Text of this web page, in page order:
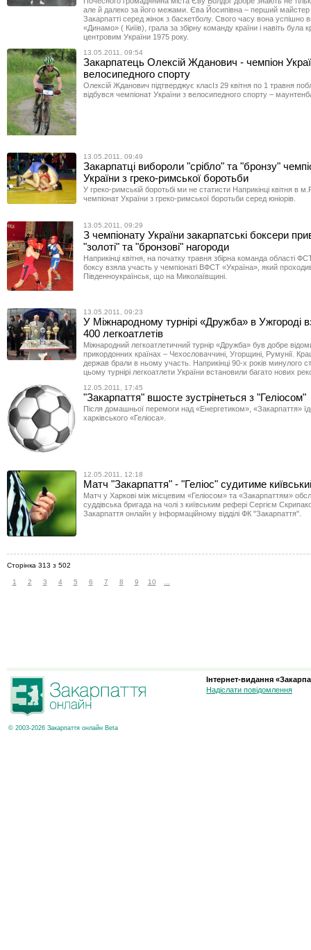
але й далеко за його межами. Єва Йосипівна – перший майстер
Закарпатті серед жінок з баскетболу. Свого часу вона успішно
«Динамо» ( Киїів), грала за збірну команду країни і навіть була
центровим України 1975 року.
13.05.2011, 09:54
Закарпатець Олексій Жданович - чемпіон
велосипедного спорту
Олексій Жданович підтверджує класІз 29 квітня по 1 травня
відбувся чемпіонат України з велосипедного спорту –
13.05.2011, 09:49
Закарпатці вибороли "срібло" та "бронзу"
України з греко-римської боротьби
У греко-римській боротьбі ми не статисти Наприкінці квітня в
чемпіонат України з греко-римської боротьби серед юніорів.
13.05.2011, 09:29
З чемпіонату України закарпатські боксери
"золоті" та "бронзові" нагороди
Наприкінці квітня, на початку травня збірна команда області
боксу взяла участь у чемпіонаті ВФСТ «Україна», який
Південноукраїнськ, що на Миколаївщині.
13.05.2011, 09:23
У Міжнародному турнірі «Дружба» в Ужгороді
400 легкоатлетів
Міжнародний легкоатлетичний турнір «Дружба» був добре
прикордонних країнах – Чехословаччині, Угорщині, Румунії.
держав брали в ньому участь. Наприкінці 90-х років минулого
цьому турнірі легкоатлети України встановили багато нових
12.05.2011, 17:45
"Закарпаття" вшосте зустрінеться з "Геліосом"
Після домашньої перемоги над «Енергетиком», «Закарпаття»
харківського «Геліоса».
12.05.2011, 12:18
Матч "Закарпаття" - "Геліос" судитиме
Матч у Харкові між місцевим «Геліосом» та «Закарпаттям»
суддівська бригада на чолі з київським рефері Сергієм
Закарпаття онлайн у інформаційному відділі ФК "Закарпаття".
Сторінка 313 з 502
1 2 3 4 5 6 7 8 9 10 ...
© 2003-2026 Закарпаття онлайн Beta
Інтернет-видання
Надіслати повідомлення